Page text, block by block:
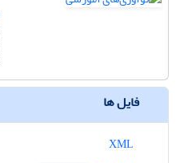
فایل ها